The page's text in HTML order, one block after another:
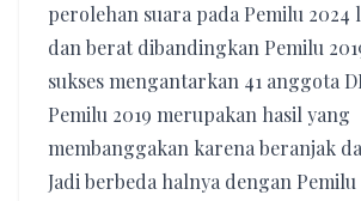
perolehan suara pada Pemilu 2024
dan berat dibandingkan Pemilu
sukses mengantarkan 41 anggota
Pemilu 2019 merupakan hasil yang
membanggakan karena beranjak
Jadi berbeda halnya dengan